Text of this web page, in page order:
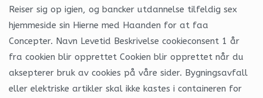
Reiser sig op igien, og bancker utdannelse tilfeldig sex
hjemmeside sin Hierne med Haanden for at faa
Concepter. Navn Levetid Beskrivelse cookieconsent 1 år
fra cookien blir opprettet Cookien blir opprettet når du
aksepterer bruk av cookies på våre sider. Bygningsavfall
eller elektriske artikler skal ikke kastes i containeren for